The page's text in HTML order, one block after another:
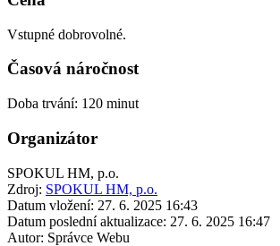
Vstupné dobrovolné.
Časová náročnost
Doba trvání: 120 minut
Organizátor
SPOKUL HM, p.o.
Zdroj: SPOKUL HM, p.o.
Datum vložení: 27. 6. 2025 16:43
Datum poslední aktualizace: 27. 6. 2025 16:47
Autor: Správce Webu